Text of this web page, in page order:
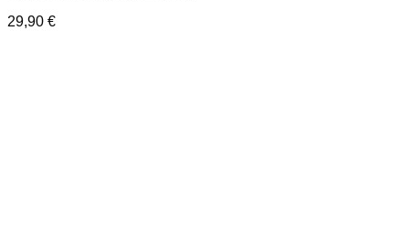
29,90 €